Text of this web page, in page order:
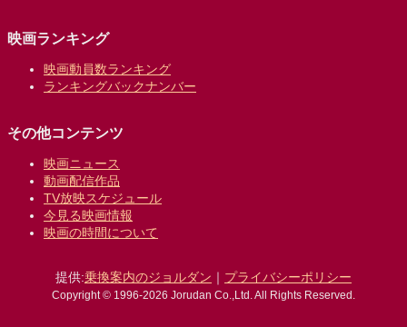
映画ランキング
映画動員数ランキング
ランキングバックナンバー
その他コンテンツ
映画ニュース
動画配信作品
TV放映スケジュール
今見る映画情報
映画の時間について
提供:乗換案内のジョルダン ｜ プライバシーポリシー
Copyright © 1996-2026 Jorudan Co.,Ltd. All Rights Reserved.